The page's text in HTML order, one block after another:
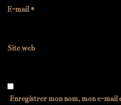
E-mail*
Site web
Enregistrer mon nom, mon e-mail